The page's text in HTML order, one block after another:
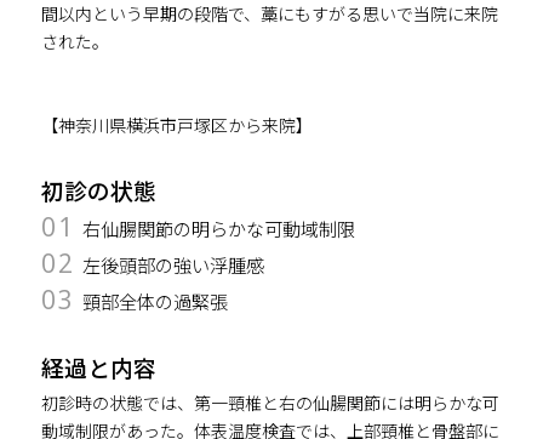
間以内という早期の段階で、藁にもすがる思いで当院に来院
された。
【神奈川県横浜市戸塚区から来院】
初診の状態
01 右仙腸関節の明らかな可動域制限
02 左後頭部の強い浮腫感
03 頸部全体の過緊張
経過と内容
初診時の状態では、第一頸椎と右の仙腸関節には明らかな可
動域制限があった。体表温度検査では、上部頸椎と骨盤部に